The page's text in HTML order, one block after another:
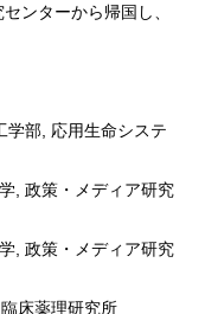
ンターから帰国し、
学部, 応用生命システ
, 政策・メディア研究
, 政策・メディア研究
床薬理研究所